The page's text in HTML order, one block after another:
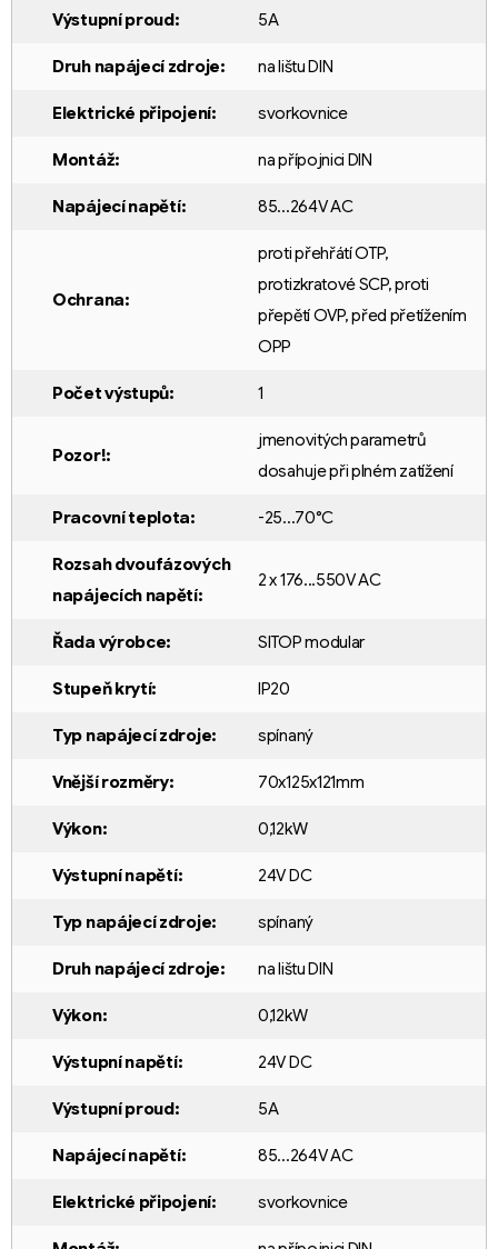
Výstupní proud: 5A
Druh napájecí zdroje: na lištu DIN
Elektrické připojení: svorkovnice
Montáž: na přípojnici DIN
Napájecí napětí: 85...264V AC
Ochrana:
proti přehřátí OTP,
protizkratové SCP,proti
přepětí OVP,před přetížením
OPP
Počet výstupů: 1
Pozor!:
jmenovitých parametrů
dosahuje při plném zatížení
Pracovní teplota: -25...70°C
Rozsah dvoufázových
napájecích napětí:
2 x 176...550V AC
Řada výrobce: SITOP modular
Stupeň krytí: IP20
Typ napájecí zdroje: spínaný
Vnější rozměry: 70x125x121mm
Výkon: 0,12kW
Výstupní napětí: 24V DC
Typ napájecí zdroje: spínaný
Druh napájecí zdroje: na lištu DIN
Výkon: 0,12kW
Výstupní napětí: 24V DC
Výstupní proud: 5A
Napájecí napětí: 85...264V AC
Elektrické připojení: svorkovnice